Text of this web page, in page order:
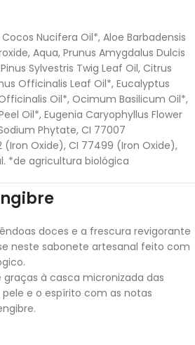
Nucifera Oil*, Aloe Barbadensis
Aqua, Prunus Amygdalus Dulcis
Sylvestris Twig Leaf Oil, Citrus
Officinalis Leaf Oil*, Eucalyptus
Oil*, Ocimum Basilicum Oil*,
Oil*, Eugenia Caryophyllus Flower
Phytate, CI 77007
Oxide), CI 77499 (Iron Oxide),
*de agricultura biológica
doces e a frescura revigorante
neste sabonete artesanal feito com
à casca micronizada das
e o espírito com as notas